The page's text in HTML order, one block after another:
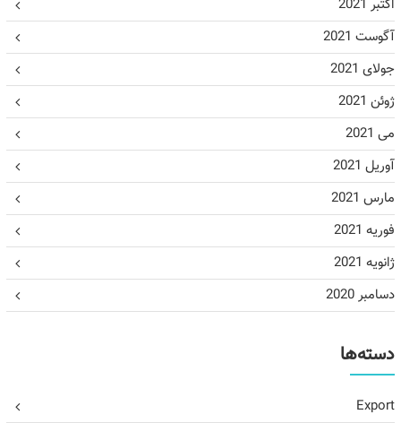
اکتبر 2021
آگوست 2021
جولای 2021
ژوئن 2021
می 2021
آوریل 2021
مارس 2021
فوریه 2021
ژانویه 2021
دسامبر 2020
دسته‌ها
Export